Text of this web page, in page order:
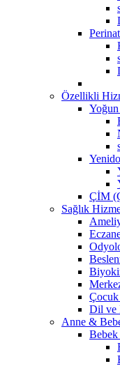
Özellikli
ÇİM
Sağlık
Dil ve
Anne &
Bebek